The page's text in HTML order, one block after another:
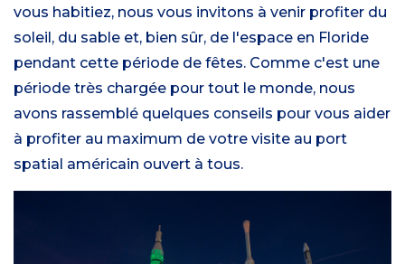
vous habitiez, nous vous invitons à venir profiter du
soleil, du sable et, bien sûr, de l'espace en Floride
pendant cette période de fêtes. Comme c'est une
période très chargée pour tout le monde, nous
avons rassemblé quelques conseils pour vous aider
à profiter au maximum de votre visite au port
spatial américain ouvert à tous.